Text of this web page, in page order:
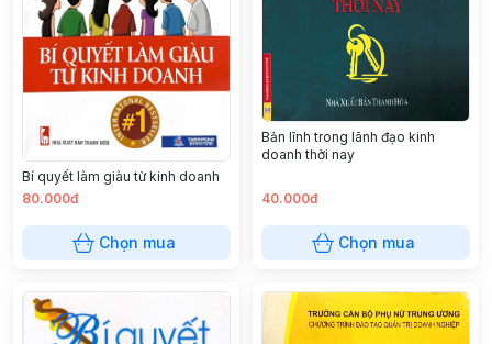
Bí quyết làm giàu từ kinh doanh
80.000đ
Chọn mua
Bản lĩnh trong lãnh đạo kinh
doanh thời nay
40.000đ
Chọn mua